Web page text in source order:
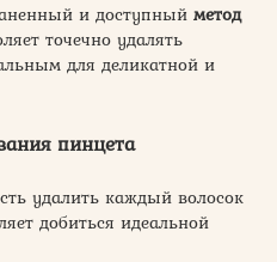
и доступный метод
точечно удалять
для деликатной и
пинцета
удалить каждый волосок
добиться идеальной